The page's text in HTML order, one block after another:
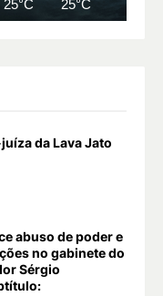
25°C 25°C
da Lava Jato
abuso de poder e
no gabinete do
Sérgio